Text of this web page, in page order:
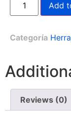
Add
Categoría
Reviews (0)